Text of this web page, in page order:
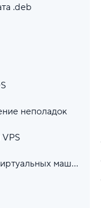
.deb
неполадок
Создание и настройка виртуальных машин